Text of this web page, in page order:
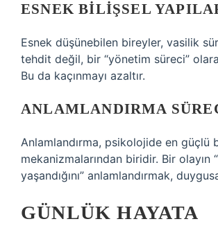
ESNEK BILIŞSEL
Esnek düşünebilen bireyler, vasilik
tehdit değil, bir “yönetim süreci”
Bu da kaçınmayı azaltır.
ANLAMLANDIRMA
Anlamlandırma, psikolojide en güçlü
mekanizmalarından biridir. Bir olayın
yaşandığını” anlamlandırmak,
GÜNLÜK HAYATA